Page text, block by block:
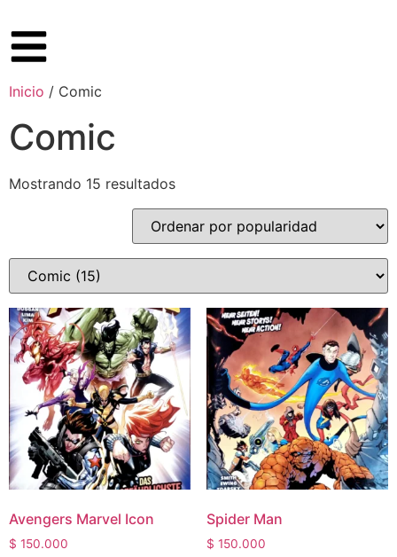
Inicio / Comic
Comic
Mostrando 15 resultados
Avengers Marvel Icon
$ 150.000
Spider Man
$ 150.000